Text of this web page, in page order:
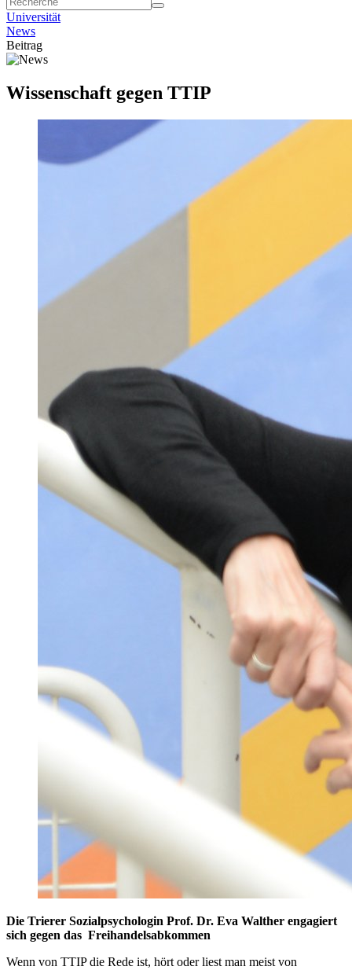
Universität
News
Beitrag
Wissenschaft gegen TTIP
Die Trierer Sozialpsychologin Prof. Dr. Eva Walther engagiert
sich gegen das Freihandelsabkommen
Wenn von TTIP die Rede ist, hört oder liest man meist von